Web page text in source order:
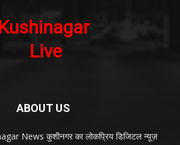
ABOUT US
News कुशीनगर का लोकप्रिय डिजिटल न्यूज़